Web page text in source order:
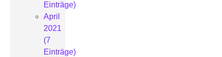
Einträge)
April
2021
(7
Einträge)